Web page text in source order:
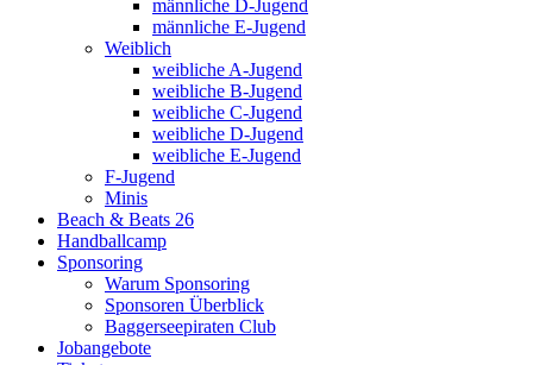
männliche D-Jugend
männliche E-Jugend
Weiblich
weibliche A-Jugend
weibliche B-Jugend
weibliche C-Jugend
weibliche D-Jugend
weibliche E-Jugend
F-Jugend
Minis
Beach & Beats 26
Handballcamp
Sponsoring
Warum Sponsoring
Sponsoren Überblick
Baggerseepiraten Club
Jobangebote